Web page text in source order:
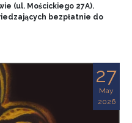
(ul. Mościckiego 27A).
bezpłatnie do
27
May
2026